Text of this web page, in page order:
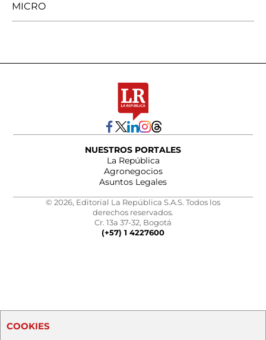
MICRO
NUESTROS PORTALES
La República
Agronegocios
Asuntos Legales
© 2026, Editorial La República S.A.S. Todos los
derechos reservados.
Cr. 13a 37-32, Bogotá
(+57) 1 4227600
COOKIES